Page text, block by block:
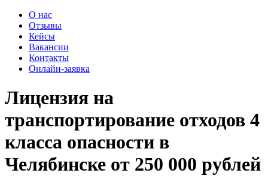
О нас
Отзывы
Кейсы
Вакансии
Контакты
Онлайн-заявка
Лицензия на
транспортирование отходов 4
класса опасности в
Челябинске от 250 000 рублей